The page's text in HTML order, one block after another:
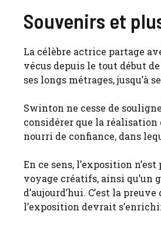
Souvenirs et
La célèbre actrice partage
vécus depuis le tout début
ses longs métrages, jusqu’à
Swinton ne cesse de
considérer que la réalisation
nourri de confiance, dans
En ce sens, l’exposition
voyage créatifs, ainsi qu’un
d’aujourd’hui. C’est la
l’exposition devrait